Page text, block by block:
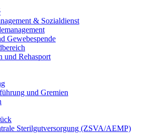
& Sozialdienst
Gewebespende
und Rehasport
und Gremien
Sterilgutversorgung (ZSVA/AEMP)